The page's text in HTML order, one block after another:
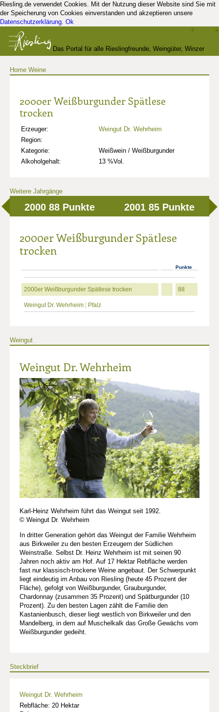
Riesling.de verwendet Cookies. Mit der Nutzung dieser Website sind Sie mit
der Speicherung von Cookies einverstanden und akzeptieren unsere
Datenschutzerklärung. Ok
Das Portal für alle Rieslingfreunde, Weingüter, Winzer
Home Weine
2000er Weißburgunder Spätlese
trocken
Erzeuger:
Weingut Dr. Wehrheim
Region:
Kategorie:
Weißwein / Weißburgunder
Alkoholgehalt:
13 %Vol.
Weitere Jahrgänge
2000 88 Punkte 2001 85 Punkte
2000er Weißburgunder Spätlese
trocken
Punkte
2000er Weißburgunder Spätlese trocken 88
Weingut Dr. Wehrheim Pfalz
Weingut
Weingut Dr. Wehrheim
Karl-Heinz Wehrheim führt das Weingut seit 1992.
© Weingut Dr. Wehrheim
In dritter Generation gehört das Weingut der Familie Wehrheim
aus Birkweiler zu den besten Erzeugern der Südlichen
Weinstraße. Selbst Dr. Heinz Wehrheim ist mit seinen 90
Jahren noch aktiv am Hof. Auf 17 Hektar Rebfläche werden
fast nur klassisch-trockene Weine angebaut. Der Schwerpunkt
liegt eindeutig im Anbau von Riesling (heute 45 Prozent der
Fläche), gefolgt von Weißburgunder, Grauburgunder,
Chardonnay (zusammen 35 Prozent) und Spätburgunder (10
Prozent). Zu den besten Lagen zählt die Familie den
Kastanienbusch, dieser liegt westlich von Birkweiler und den
Mandelberg, in dem auf Muschelkalk das Große Gewächs vom
Weißburgunder gedeiht.
Steckbrief
Weingut Dr. Wehrheim
Rebfläche: 20 Hektar